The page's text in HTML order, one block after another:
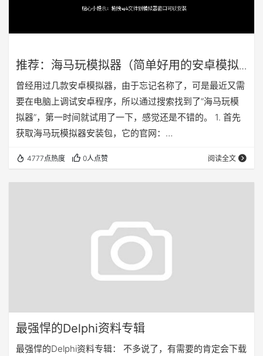
推荐：海马玩模拟器（简单好用的安卓模拟
器 用电脑玩安卓游戏 APP）
曾经用过几款安卓模拟器，由于忘记名称了，可是最近又需
要在电脑上调试安卓程序，所以通过搜索找到了“海马玩模
拟器”，第一时间就试用了一下，感觉还是不错的。 1. 首先
获取海马玩模拟器安装包，它的官网：
一路安装完毕。点开主程序图标，会打开加载画面： 3.加
载完毕之后弹出一个横向的程序，经过几个步骤的教程之
安装）、常用功能（…
4777点热度 0人点赞 阅读全文
最强悍的Delphi资料专辑
最强悍的Delphi资料专辑： 不多说了，有需要的肯定会下载